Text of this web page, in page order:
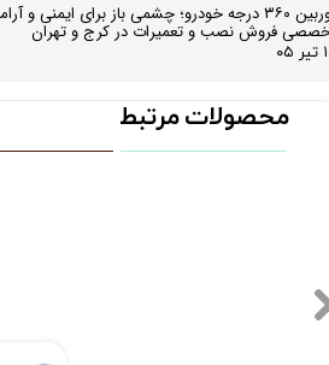
دوربین ۳۶۰ درجه خودرو؛ چشمی باز برای
فروش نصب و تعمیرات در کرج و تهران
محصولات مرتبط